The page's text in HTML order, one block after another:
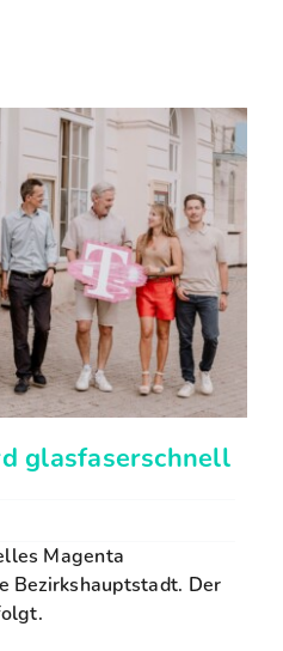
glasfaserschnell
Magenta
Bezirkshauptstadt. Der